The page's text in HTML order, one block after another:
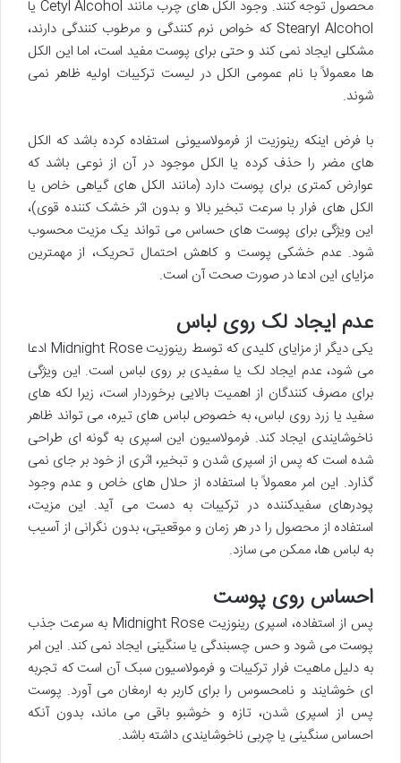
محصول توجه کنند. وجود الکل های چرب مانند Cetyl Alcohol یا
Stearyl Alcohol که خواص نرم کنندگی و مرطوب کنندگی دارند،
مشکلی ایجاد نمی کند و حتی برای پوست مفید است، اما این الکل
ها معمولاً با نام عمومی الکل در لیست ترکیبات اولیه ظاهر نمی
شوند.
با فرض اینکه رینوزیت از فرمولاسیونی استفاده کرده باشد که الکل
های مضر را حذف کرده یا الکل موجود در آن از نوعی باشد که
عوارض کمتری برای پوست دارد (مانند الکل های گیاهی خاص یا
الکل های فرار با سرعت تبخیر بالا و بدون اثر خشک کننده قوی)،
این ویژگی برای پوست های حساس می تواند یک مزیت محسوب
شود. عدم خشکی پوست و کاهش احتمال تحریک، از مهمترین
مزایای این ادعا در صورت صحت آن است.
عدم ایجاد لک روی لباس
یکی دیگر از مزایای کلیدی که توسط رینوزیت Midnight Rose ادعا
می شود، عدم ایجاد لک یا سفیدی بر روی لباس است. این ویژگی
برای مصرف کنندگان از اهمیت بالایی برخوردار است، زیرا لکه های
سفید یا زرد روی لباس، به خصوص لباس های تیره، می تواند ظاهر
ناخوشایندی ایجاد کند. فرمولاسیون این اسپری به گونه ای طراحی
شده است که پس از اسپری شدن و تبخیر، اثری از خود بر جای نمی
گذارد. این امر معمولاً با استفاده از حلال های خاص و عدم وجود
پودرهای سفیدکننده در ترکیبات به دست می آید. این مزیت،
استفاده از محصول را در هر زمان و موقعیتی، بدون نگرانی از آسیب
به لباس ها، ممکن می سازد.
احساس روی پوست
پس از استفاده، اسپری رینوزیت Midnight Rose به سرعت جذب
پوست می شود و حس چسبندگی یا سنگینی ایجاد نمی کند. این امر
به دلیل ماهیت فرار ترکیبات و فرمولاسیون سبک آن است که تجربه
ای خوشایند و نامحسوس را برای کاربر به ارمغان می آورد. پوست
پس از اسپری شدن، تازه و خوشبو باقی می ماند، بدون آنکه
احساس سنگینی یا چربی ناخوشایندی داشته باشد.